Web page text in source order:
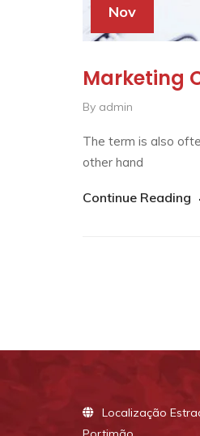
Nov
Marketing
By admin
The term is also
other hand
Continue Reading
Localização